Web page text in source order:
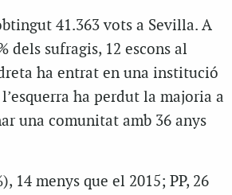
41.363 vots a Sevilla. A
dels sufragis, 12 escons al
ha entrat en una institució
ha perdut la majoria a
una comunitat amb 36 anys
14 menys que el 2015; PP, 26